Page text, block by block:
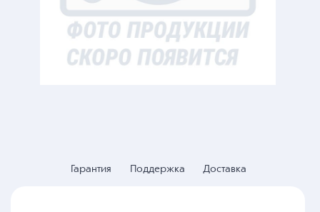
Гарантия Поддержка Доставка